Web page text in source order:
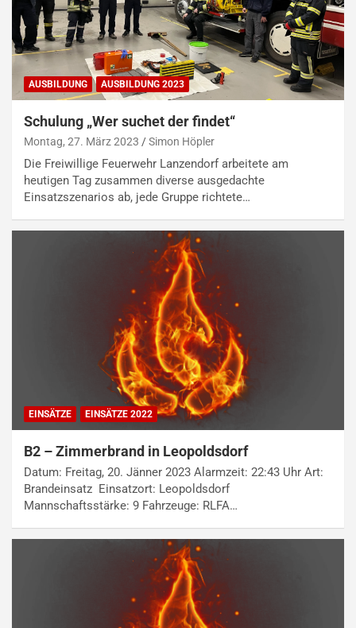
AUSBILDUNG AUSBILDUNG 2023
Schulung „Wer suchet der findet“
Montag, 27. März 2023 Simon Höpler
Die Freiwillige Feuerwehr Lanzendorf arbeitete am
heutigen Tag zusammen diverse ausgedachte
Einsatzszenarios ab, jede Gruppe richtete…
EINSÄTZE EINSÄTZE 2022
B2 – Zimmerbrand in Leopoldsdorf
Datum: Freitag, 20. Jänner 2023 Alarmzeit: 22:43 Uhr Art:
Brandeinsatz Einsatzort: Leopoldsdorf
Mannschaftsstärke: 9 Fahrzeuge: RLFA…